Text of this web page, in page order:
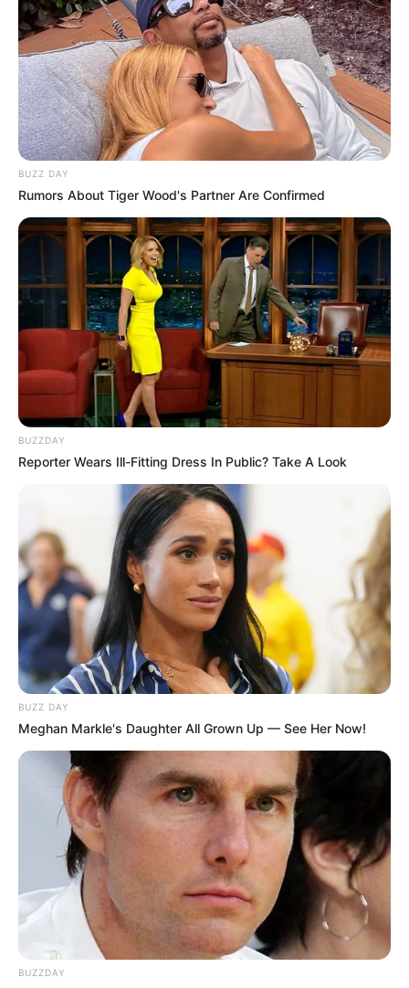
BUZZ DAY
Rumors About Tiger Wood's Partner Are Confirmed
BUZZDAY
Reporter Wears Ill-Fitting Dress In Public? Take A Look
BUZZ DAY
Meghan Markle's Daughter All Grown Up — See Her Now!
BUZZDAY